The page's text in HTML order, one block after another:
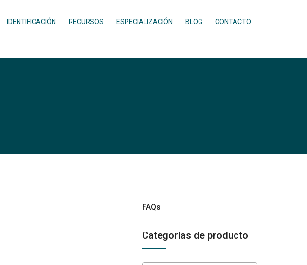
IDENTIFICACIÓN RECURSOS ESPECIALIZACIÓN BLOG CONTACTO
FAQs
Categorías de producto